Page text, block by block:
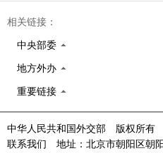
相关链接：
中央部委
地方外办
重要链接
中华人民共和国外交部 版权所有
联系我们 地址：北京市朝阳区